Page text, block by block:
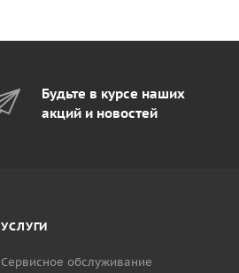
Будьте в курсе наших
акций и новостей
УСЛУГИ
Сервисное обслуживание